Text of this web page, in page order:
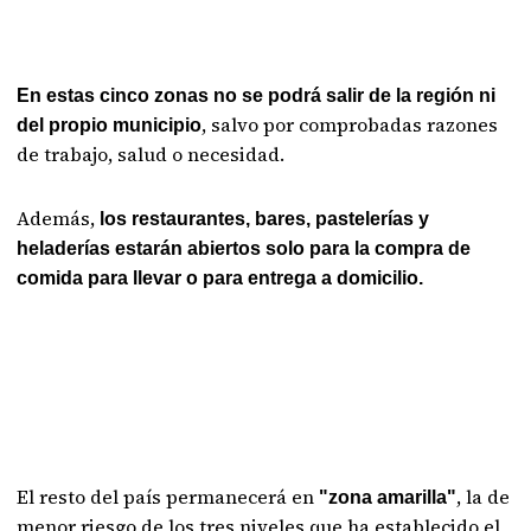
En estas cinco zonas no se podrá salir de la región ni
del propio municipio, salvo por comprobadas razones
de trabajo, salud o necesidad.
Además, los restaurantes, bares, pastelerías y
heladerías estarán abiertos solo para la compra de
comida para llevar o para entrega a domicilio.
El resto del país permanecerá en "zona amarilla", la de